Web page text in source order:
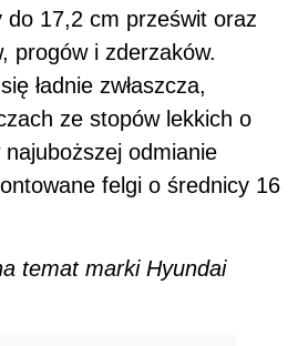
do 17,2 cm prześwit oraz
progów i zderzaków.
ładnie zwłaszcza,
ze stopów lekkich o
odmianie
felgi o średnicy 16
temat marki Hyundai